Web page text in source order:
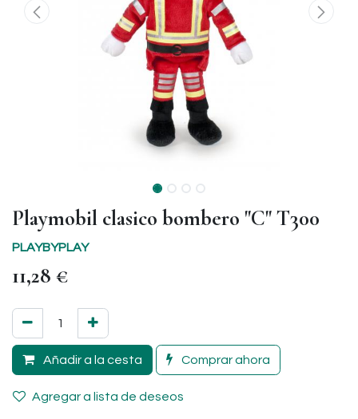
Playmobil clasico bombero "C" T300
PLAYBYPLAY
11,28 €
Añadir a la cesta Comprar ahora
Agregar a lista de deseos